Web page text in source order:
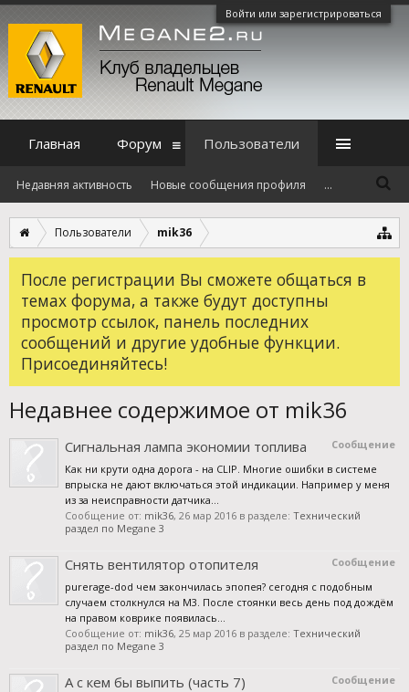
Войти или зарегистрироваться
Пользователи mik36
После регистрации Вы сможете общаться в
темах форума, а также будут доступны
просмотр ссылок, панель последних
сообщений и другие удобные функции.
Присоединяйтесь!
Недавнее содержимое от mik36
Сообщение
Сигнальная лампа экономии топлива
Как ни крути одна дорога - на CLIP. Многие ошибки в системе
впрыска не дают включаться этой индикации. Например у меня
из за неисправности датчика...
Сообщение от: mik36, 26 мар 2016 в разделе: Технический
раздел по Megane 3
Сообщение
Снять вентилятор отопителя
purerage-dod чем закончилась эпопея? сегодня с подобным
случаем столкнулся на М3. После стоянки весь день под дождём
на правом коврике появилась...
Сообщение от: mik36, 25 мар 2016 в разделе: Технический
раздел по Megane 3
Сообщение
А с кем бы выпить (часть 7)
Главная Форум Пользователи
Недавняя активность Новые сообщения профиля ...